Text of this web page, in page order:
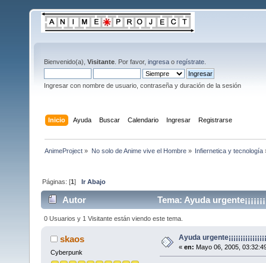
Bienvenido(a), Visitante . Por favor, ingresa o regístrate
Ingresar con nombre de usuario, contraseña y duración de la sesión
Inicio Ayuda Buscar Calendario Ingresar Registrarse
AnimeProject » No solo de Anime vive el Hombre» Infiernetica y tecnología
Páginas: [1]Ir Abajo
Autor Tema: Ayuda
0 Usuarios y 1 Visitante están viendo este tema.
skaos
Cyberpunk
Ayuda
« en: Mayo 06, 2005,